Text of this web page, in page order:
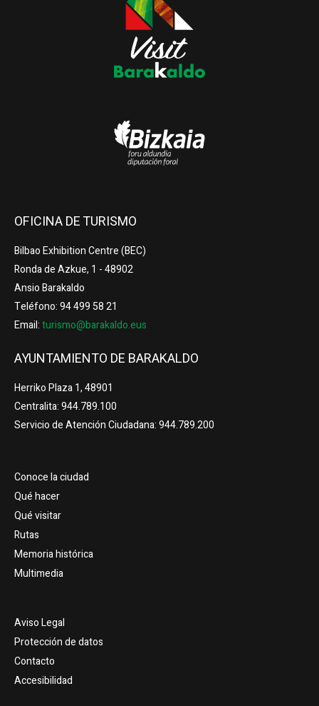
OFICINA DE TURISMO
Bilbao Exhibition Centre (BEC)
Ronda de Azkue, 1 - 48902
Ansio Barakaldo
Teléfono: 94 499 58 21
Email:turismo@barakaldo.eus
AYUNTAMIENTO DE BARAKALDO
Herriko Plaza 1, 48901
Centralita: 944.789.100
Servicio de Atención Ciudadana: 944.789.200
Conoce la ciudad
Qué hacer
Qué visitar
Rutas
Memoria histórica
Multimedia
Aviso Legal
Protección de datos
Contacto
Accesibilidad